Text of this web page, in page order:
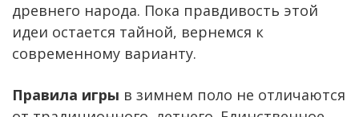
древнего народа. Пока правдивость этой
идеи остается тайной, вернемся к
современному варианту.
Правила игры в зимнем поло не отличаются